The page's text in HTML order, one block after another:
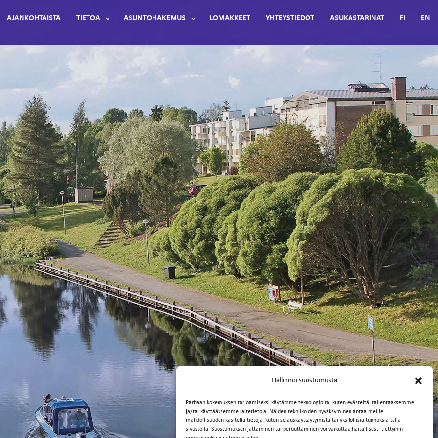
Hallinnoi suostumusta
Parhaan kokemuksen tarjoamiseksi käytämme teknologioita, kuten evästeitä, tallentaaksemme
ja/tai käyttääksemme laitetietoja. Näiden tekniikoiden hyväksyminen antaa meille
mahdollisuuden käsitellä tietoja, kuten selauskäyttäytymistä tai yksilöllisiä tunnuksia tällä
sivustolla. Suostumuksen jättäminen tai peruuttaminen voi vaikuttaa haitallisesti tiettyihin
AJANKOHTAISTA TIETOA ASUNTOHAKEMUS LOMAKKEET YHTEYSTIEDOT ASUKASTARINAT FI EN